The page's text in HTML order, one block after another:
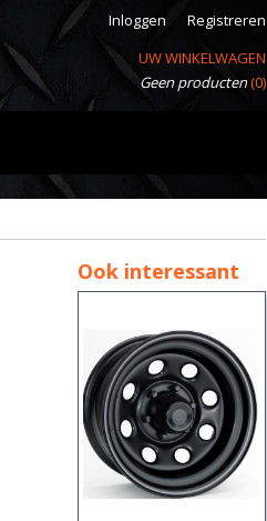
Inloggen
Registreren
UW WINKELWAGEN
Geen producten(0)
Ook interessant